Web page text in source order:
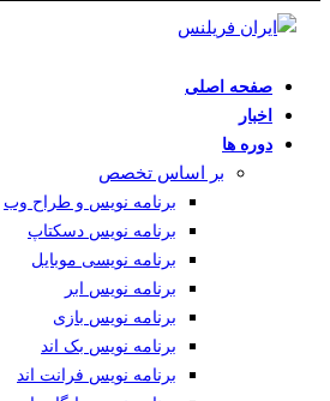
صفحه اصلی
اخبار
دوره ها
بر اساس تخصص
برنامه نویس و طراح وب
برنامه نویس دسکتاپ
برنامه نویسی موبایل
برنامه نویس ابر
برنامه نویس بازی
برنامه نویس بک اند
برنامه نویس فرانت اند